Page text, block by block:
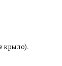
крыло).